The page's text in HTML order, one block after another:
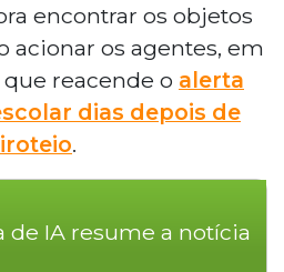
encontrar os objetos
acionar os agentes, em
reacende o alerta
dias depois de
.
de IA resume a notícia